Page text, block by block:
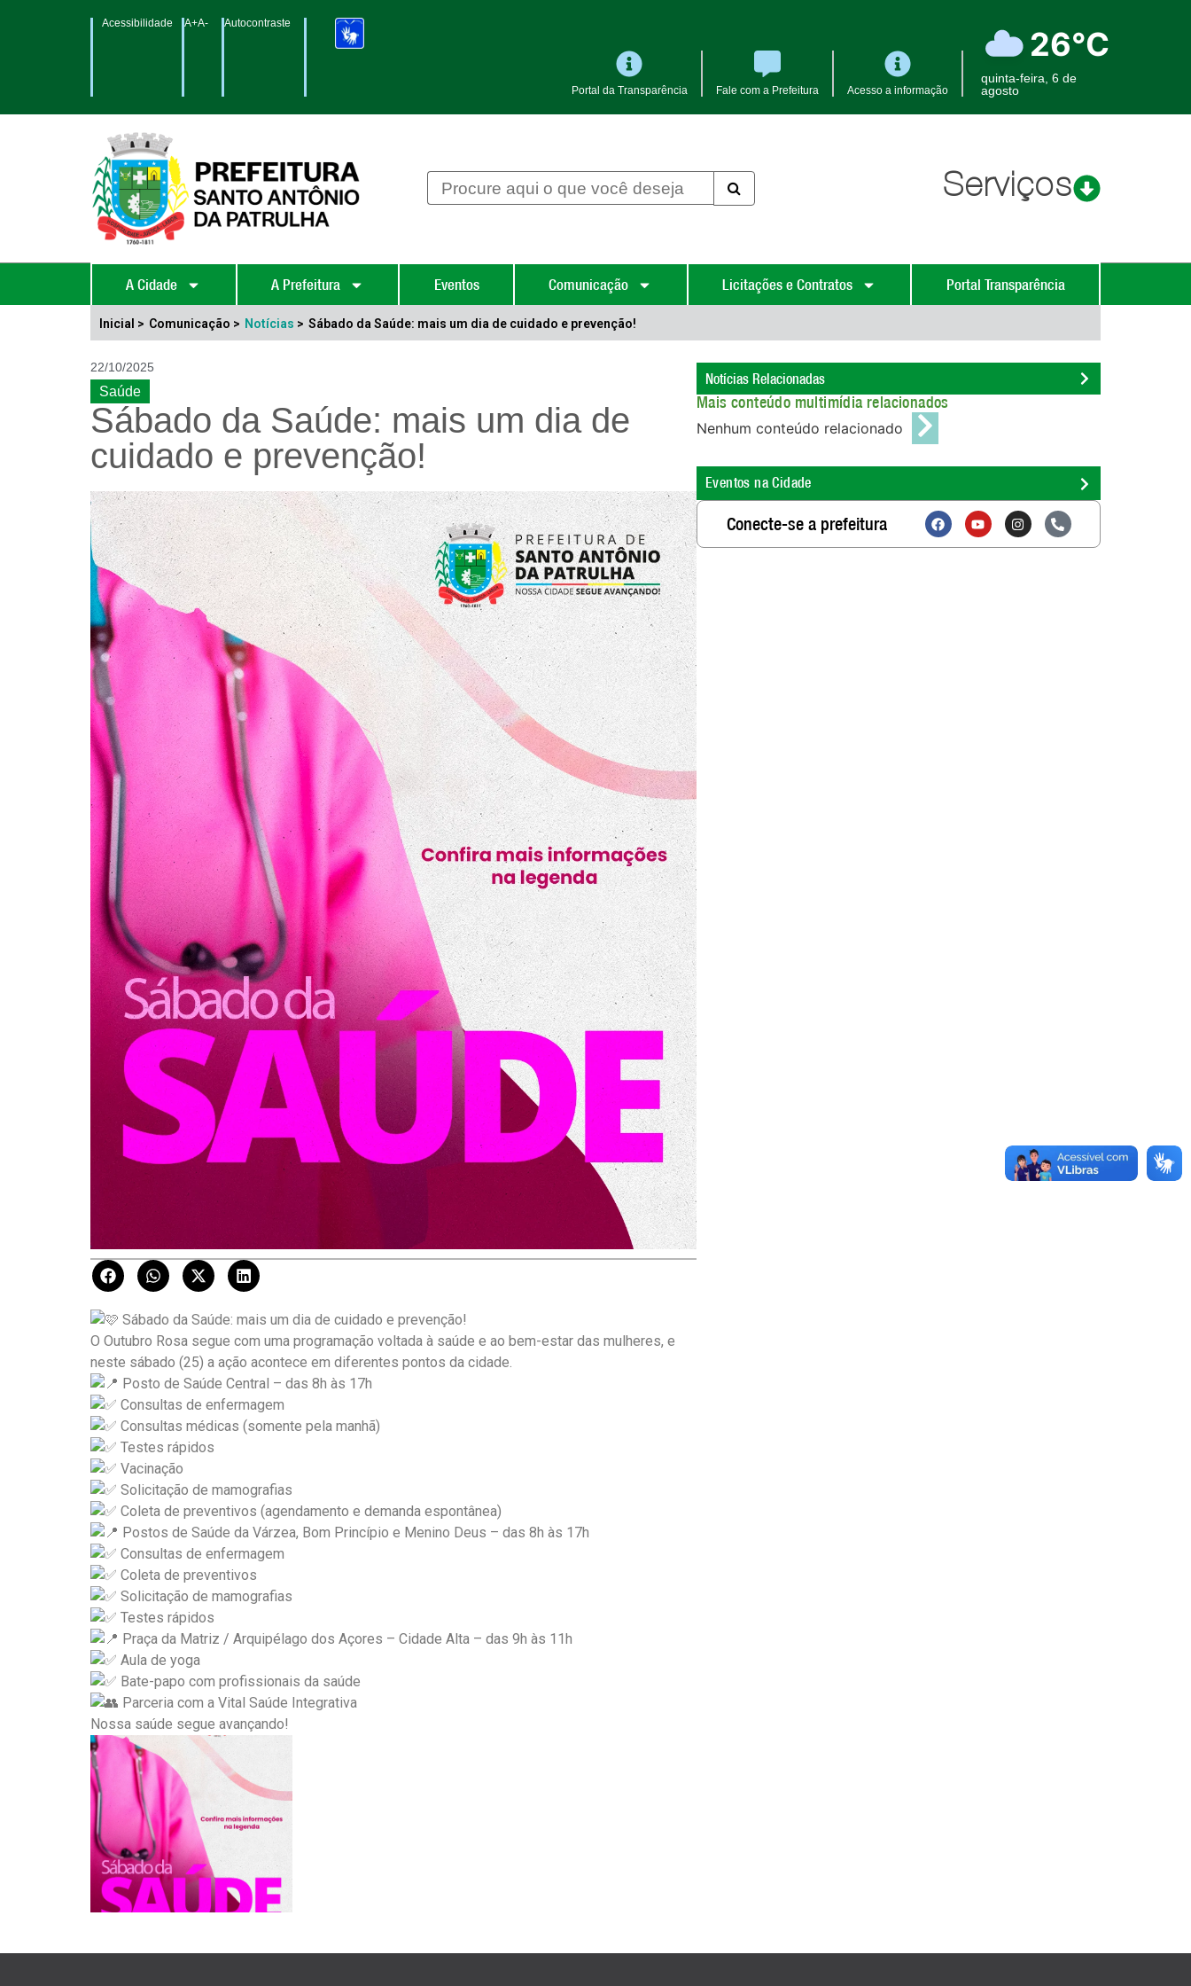
Acessibilidade A+A- Autocontraste
Portal da Transparência Fale com a Prefeitura Acesso a informação
26°C
quinta-feira, 6 de
agosto
Serviços
A Cidade A Prefeitura Eventos Comunicação Licitações e Contratos Portal Transparência
Inicial > Comunicação > Notícias > Sábado da Saúde: mais um dia de cuidado e prevenção!
22/10/2025
Saúde
Sábado da Saúde: mais um dia de
cuidado e prevenção!
Sábado da Saúde: mais um dia de cuidado e prevenção!
O Outubro Rosa segue com uma programação voltada à saúde e ao bem-estar das mulheres, e
neste sábado (25) a ação acontece em diferentes pontos da cidade.
Posto de Saúde Central – das 8h às 17h
Consultas de enfermagem
Consultas médicas (somente pela manhã)
Testes rápidos
Vacinação
Solicitação de mamografias
Coleta de preventivos (agendamento e demanda espontânea)
Postos de Saúde da Várzea, Bom Princípio e Menino Deus – das 8h às 17h
Consultas de enfermagem
Coleta de preventivos
Solicitação de mamografias
Testes rápidos
Praça da Matriz / Arquipélago dos Açores – Cidade Alta – das 9h às 11h
Aula de yoga
Bate-papo com profissionais da saúde
Parceria com a Vital Saúde Integrativa
Nossa saúde segue avançando!
Notícias Relacionadas
Mais conteúdo multimídia relacionados
Nenhum conteúdo relacionado
Eventos na Cidade
Conecte-se a prefeitura